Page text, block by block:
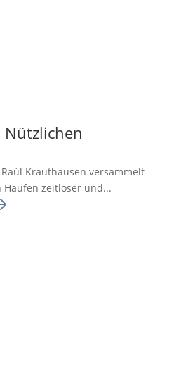
Nützli­chen
Krauthausen versammelt
zeitloser und...